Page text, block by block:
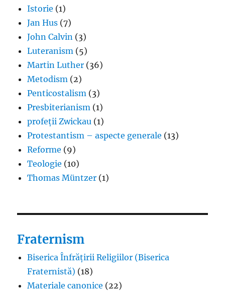
Istorie (1)
Jan Hus (7)
John Calvin (3)
Luteranism (5)
Martin Luther (36)
Metodism (2)
Penticostalism (3)
Presbiterianism (1)
profeții Zwickau (1)
Protestantism – aspecte generale (13)
Reforme (9)
Teologie (10)
Thomas Müntzer (1)
Fraternism
Biserica Înfrățirii Religiilor (Biserica
Fraternistă) (18)
Materiale canonice (22)